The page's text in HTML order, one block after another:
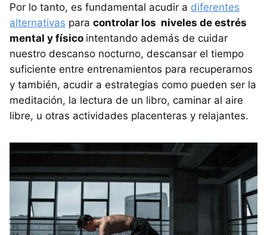
Por lo tanto, es fundamental acudir a diferentes
alternativas para controlar los niveles de estrés
mental y físico intentando además de cuidar
nuestro descanso nocturno, descansar el tiempo
suficiente entre entrenamientos para recuperarnos
y también, acudir a estrategias como pueden ser la
meditación, la lectura de un libro, caminar al aire
libre, u otras actividades placenteras y relajantes.